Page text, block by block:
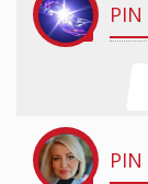
PIN
PIN